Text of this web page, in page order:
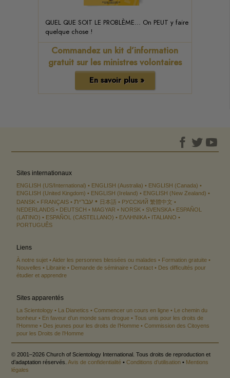
QUEL QUE SOIT LE PROBLÈME... On PEUT y faire
quelque chose !
Commandez un kit d’information
gratuit sur les ministres volontaires
En savoir plus »
Sites internationaux
ENGLISH (US/International) ENGLISH (Australia)
ENGLISH (Canada)
ENGLISH (United Kingdom)
ENGLISH (Ireland)
ENGLISH (New Zealand)
DANSK
FRANÇAIS עברית 日本語 РУССКИЙ 繁體中文
NEDERLANDS
DEUTSCH MAGYAR NORSK SVENSKA
ESPAÑOL
(LATINO)
ESPAÑOL (CASTELLANO) ΕΛΛΗΝΙΚA
ITALIANO
PORTUGUÊS
Liens
À notre sujet Aider les personnes blessées ou malades
Formation gratuite
Nouvelles
Librairie Demande de séminaire Contact
Des difficultés pour
étudier et apprendre
Sites apparentés
La Scientology La Dianetics Commencer un cours en ligne
Le chemin du
bonheur
En faveur d’un monde sans drogue
Tous unis pour les droits de
l’Homme
Des jeunes pour les droits de l’Homme
Commission des Citoyens
pour les Droits de l’Homme
© 2001–2026 Church of Scientology International. Tous droits de reproduction et
d’adaptation réservés.Avis de confidentialité •Conditions d’utilisation • Mentions
légales